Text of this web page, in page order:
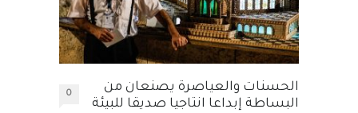
الحسنات والعياصرة يصنعان من
البساطة إبداعا انتاجيا صديقا للبيئة
0